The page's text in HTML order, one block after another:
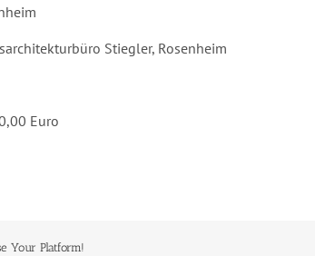
Stiegler, Rosenheim
Euro
Your Platform!